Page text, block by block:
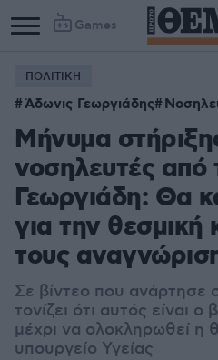
Games
Column
1
Column
2
ΠΟΛΙΤΙΚΗ
Άδωνις Γεωργιάδης
Μήνυμα
νοσηλευτές από
Γεωργιάδη: Θα
για την θεσμική
τους
Σε βίντεο που ανάρτησε
τονίζει ότι αυτός είναι
μέχρι να ολοκληρωθεί η
υπουργείο Υγείας